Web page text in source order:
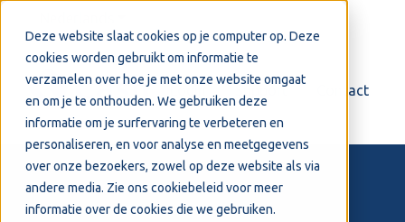
Deze website slaat cookies op je computer op. Deze
cookies worden gebruikt om informatie te
verzamelen over hoe je met onze website omgaat
en om je te onthouden. We gebruiken deze
informatie om je surfervaring te verbeteren en
personaliseren, en voor analyse en meetgegevens
over onze bezoekers, zowel op deze website als via
andere media. Zie ons cookiebeleid voor meer
informatie over de cookies die we gebruiken.
Support Contact